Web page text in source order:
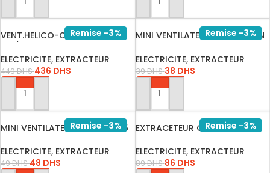
AJOUTER AU PANIER AJOUTER AU PANIER
Remise -3%
VENT.HELICO-CENTRIF TD-
ELECTRICITE, EXTRACTEUR
449DHS 436 DHS
AJOUTER AU PANIER
Remise -3%
MINI VENTILATEUR PM MINI FAN
ELECTRICITE, EXTRACTEUR
39DHS38 DHS
AJOUTER AU PANIER
Remise -3%
MINI VENTILATEUR GM FAN N15
ELECTRICITE, EXTRACTEUR
49DHS 48 DHS
Remise -3%
EXTRACETEUR Q98/100M3/H
ELECTRICITE, EXTRACTEUR
89DHS86 DHS